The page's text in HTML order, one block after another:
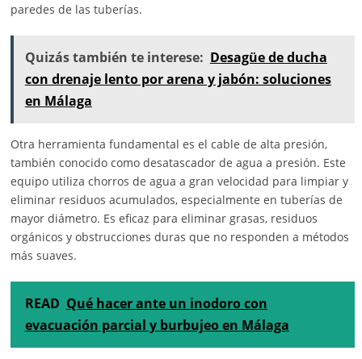
paredes de las tuberías.
Quizás también te interese: Desagüe de ducha
con drenaje lento por arena y jabón: soluciones
en Málaga
Otra herramienta fundamental es el cable de alta presión,
también conocido como desatascador de agua a presión. Este
equipo utiliza chorros de agua a gran velocidad para limpiar y
eliminar residuos acumulados, especialmente en tuberías de
mayor diámetro. Es eficaz para eliminar grasas, residuos
orgánicos y obstrucciones duras que no responden a métodos
más suaves.
READ Qué hacer ante un inodoro con
evacuación parcial y burbujeo en Málaga